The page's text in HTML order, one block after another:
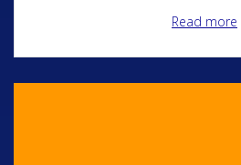
Read more